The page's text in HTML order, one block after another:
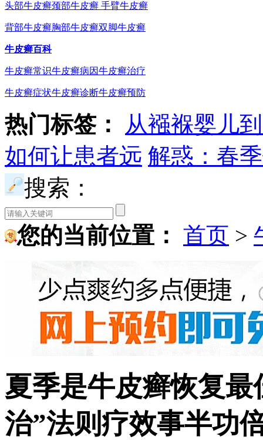
头部牛皮癣颈部牛皮癣 手臂牛皮癣
背部牛皮癣胸部牛皮癣双脚牛皮癣
牛皮癣百科
牛皮癣常识牛皮癣病因牛皮癣治疗
牛皮癣症状牛皮癣诊断牛皮癣预防
热门标签：
从襁褓婴儿
如何让患者远 解惑：春
搜索：
您的当前位置： 首页 >
夏季是牛皮癣恢复
治”法则疗效事半功